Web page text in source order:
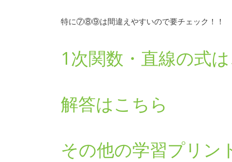
特に⑦⑧⑨は間違えやすいので要チェック！！
1次関数・直線の式
解答はこちら
その他の学習プリン